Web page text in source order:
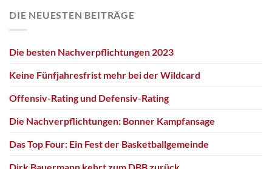
DIE NEUESTEN BEITRÄGE
Die besten Nachverpflichtungen 2023
Keine Fünfjahresfrist mehr bei der Wildcard
Offensiv-Rating und Defensiv-Rating
Die Nachverpflichtungen: Bonner Kampfansage
Das Top Four: Ein Fest der Basketballgemeinde
Dirk Bauermann kehrt zum DBB zurück